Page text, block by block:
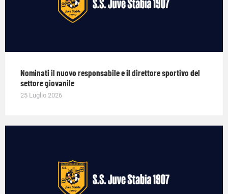
Nominati il nuovo responsabile e il direttore sportivo del
settore giovanile
25 Luglio 2026